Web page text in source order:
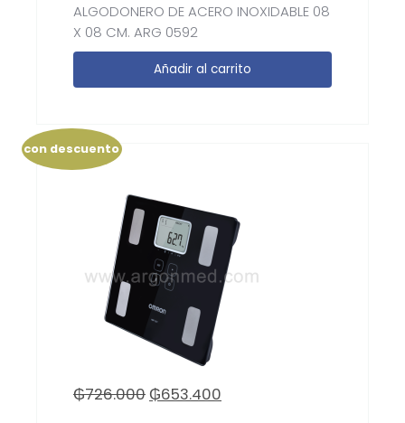
ALGODONERO DE ACERO INOXIDABLE 08
X 08 CM. ARG 0592
Añadir al carrito
con descuento
₲726.000 ₲653.400